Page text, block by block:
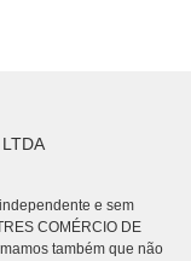
e sem
COMÉRCIO DE
também que não